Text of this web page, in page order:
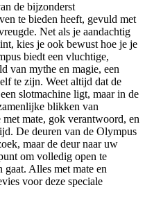
de bijzonderst
te bieden heeft, gevuld met
Net als je aandachtig
kies je ook bewust hoe je je
biedt een vluchtige,
van mythe en magie, een
te zijn. Weet altijd dat de
slotmachine ligt, maar in de
blikken van
mate, gok verantwoord, en
De deuren van de Olympus
maar de deur naar uw
om volledig open te
Alles met mate en
voor deze speciale